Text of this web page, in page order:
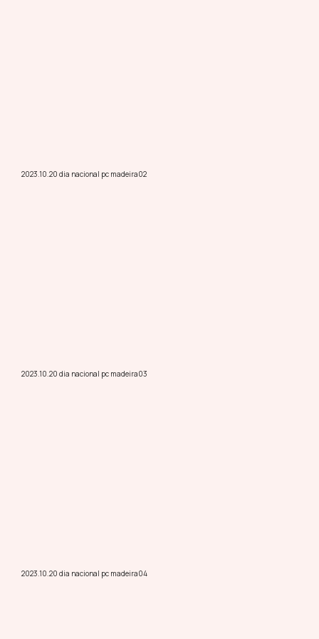
2023.10.20 dia nacional pc madeira02
2023.10.20 dia nacional pc madeira03
2023.10.20 dia nacional pc madeira04